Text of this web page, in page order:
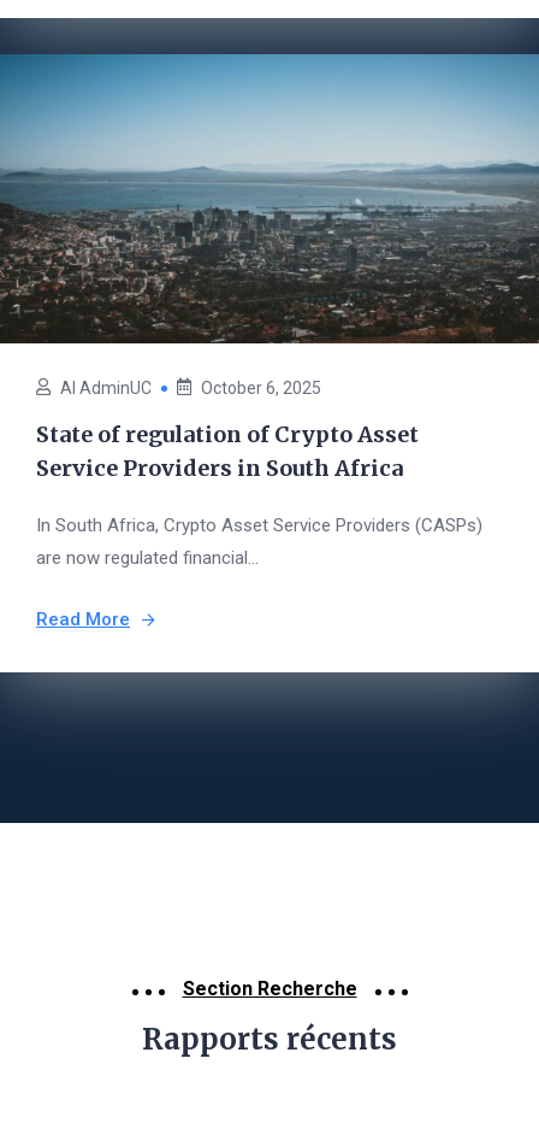
AI AdminUC October 6, 2025
State of regulation of Crypto Asset
Service Providers in South Africa
In South Africa, Crypto Asset Service Providers (CASPs)
are now regulated financial...
Read More
Section Recherche
Rapports récents